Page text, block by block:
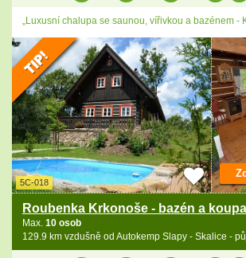
„Luxusní chalupa se saunou, vířivkou a bazénem -
5C-018
Roubenka Krkonoše - bazén a
Max. 10 osob
129.9 km vzdušně od Autokemp Slapy - Skalice -